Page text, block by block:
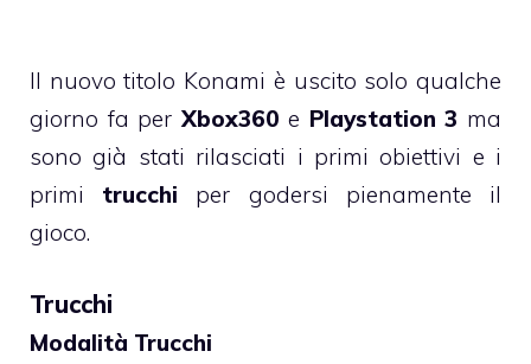
Il nuovo titolo Konami è uscito solo qualche
giorno fa perXbox360 e Playstation 3 ma
sono già stati rilasciati i primi obiettivi e i
primi trucchi per godersi pienamente il
gioco.
Trucchi
Modalità Trucchi